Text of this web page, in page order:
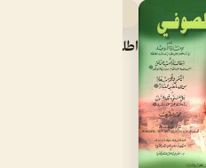
اطلس العالم